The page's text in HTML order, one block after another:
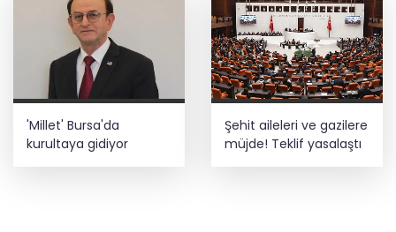
'Millet' Bursa'da
kurultaya gidiyor
Şehit aileleri ve gazilere
müjde! Teklif yasalaştı